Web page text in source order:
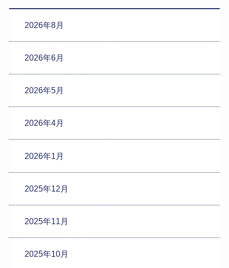
2026年8月
2026年6月
2026年5月
2026年4月
2026年1月
2025年12月
2025年11月
2025年10月